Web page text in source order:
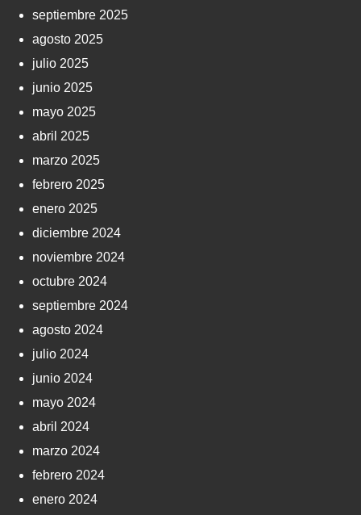
septiembre 2025
agosto 2025
julio 2025
junio 2025
mayo 2025
abril 2025
marzo 2025
febrero 2025
enero 2025
diciembre 2024
noviembre 2024
octubre 2024
septiembre 2024
agosto 2024
julio 2024
junio 2024
mayo 2024
abril 2024
marzo 2024
febrero 2024
enero 2024